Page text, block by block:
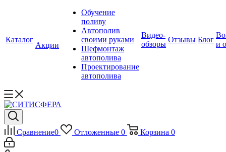
Каталог
Акции
Обучение
поливу
Автополив
своими руками
Шефмонтаж
автополива
Проектирование
автополива
Видео-
обзоры
Отзывы Блог
и
Сравнение0 Отложенные 0 Корзина 0